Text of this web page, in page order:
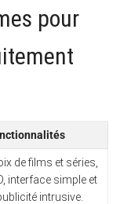
pour
de films et séries,
interface simple et
intrusive.